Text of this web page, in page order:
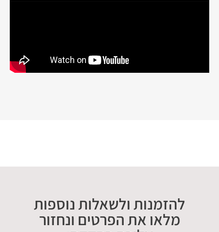
להזמנות ולשאלות נוספות
מלאו את הפרטים ונחזור